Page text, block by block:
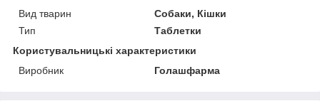
Вид тварин
Собаки, Кішки
Тип
Таблетки
Користувальницькі характеристики
Виробник
Голашфарма